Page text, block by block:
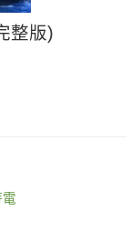
整版)